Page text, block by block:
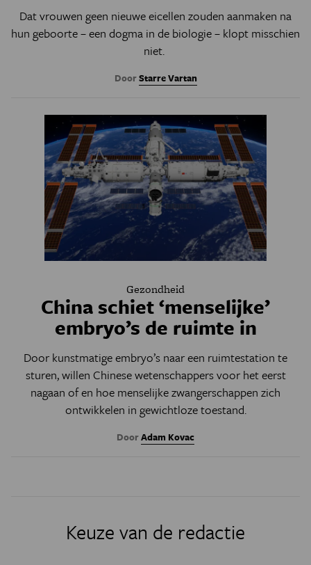
Dat vrouwen geen nieuwe eicellen zouden aanmaken na
hun geboorte – een dogma in de biologie – klopt misschien
niet.
DoorStarre Vartan
Gezondheid
China schiet ‘menselijke’
embryo’s de ruimte in
Door kunstmatige embryo’s naar een ruimtestation te
sturen, willen Chinese wetenschappers voor het eerst
nagaan of en hoe menselijke zwangerschappen zich
ontwikkelen in gewichtloze toestand.
DoorAdam Kovac
Keuze van de redactie